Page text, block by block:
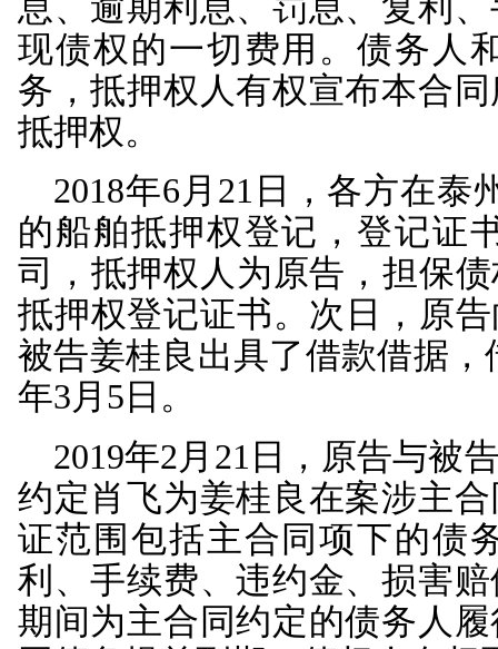
〔2020〕001号决定书
法，内容互相印证，形
根据原告陈述和经审
月19日，原告（贷款
保人）等签订编号为姜
人担保借款合同（以下
元，借款用途借新还旧
到期还本，结息日为每
大不利情形、借款人违
提前收回已发放借款或
方式为抵押加保证担保
押物为“江东货558”轮